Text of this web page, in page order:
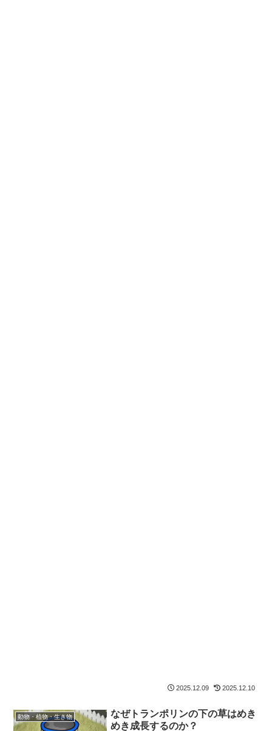
2025.12.09 2025.12.10
動物・植物・生き物
なぜトランポリンの下の草はめき
めき成長するのか？